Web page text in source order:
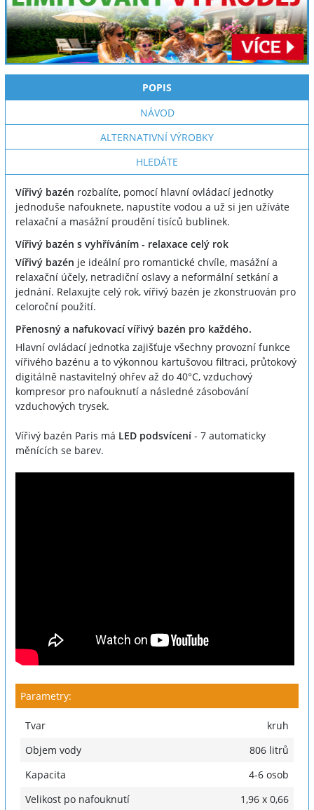
POPIS
NÁVOD
ALTERNATIVNÍ VÝROBKY
HLEDÁTE
Vířivý bazén rozbalíte, pomocí hlavní ovládací jednotky
jednoduše nafouknete, napustíte vodou a už si jen užíváte
relaxační a masážní proudění tisíců bublinek.
Vířivý bazén s vyhříváním - relaxace celý rok
Vířivý bazén je ideální pro romantické chvíle, masážní a
relaxační účely, netradiční oslavy a neformální setkání a
jednání. Relaxujte celý rok, vířivý bazén je zkonstruován pro
celoroční použití.
Přenosný a nafukovací vířivý bazén pro každého.
Hlavní ovládací jednotka zajišťuje všechny provozní funkce
vířivého bazénu a to výkonnou kartušovou filtraci, průtokový
digitálně nastavitelný ohřev až do 40°C, vzduchový
kompresor pro nafouknutí a následné zásobování
vzduchových trysek.
Vířivý bazén Paris má LED podsvícení- 7 automaticky
měnících se barev.
Parametry:
Tvar
kruh
Objem vody
806 litrů
Kapacita
4-6 osob
Velikost po nafouknutí
1,96 x 0,66